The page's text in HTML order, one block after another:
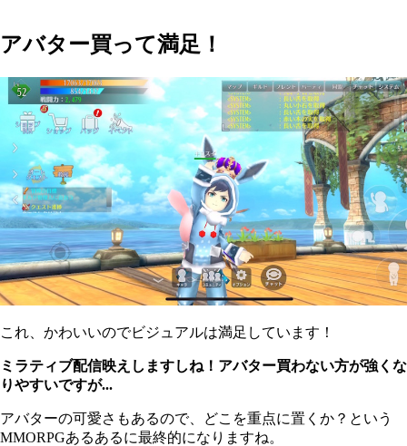
アバター買って満足！
これ、かわいいのでビジュアルは満足しています！
ミラティブ配信映えしますしね！アバター買わない方が強くな
りやすいですが...
アバターの可愛さもあるので、どこを重点に置くか？という
MMORPGあるあるに最終的になりますね。